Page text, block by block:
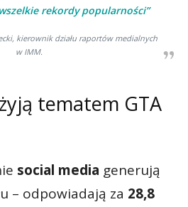
rekordy popularności”
kierownik działu raportów medialnych
w IMM.
tematem GTA
social media generują
– odpowiadają za 28,8